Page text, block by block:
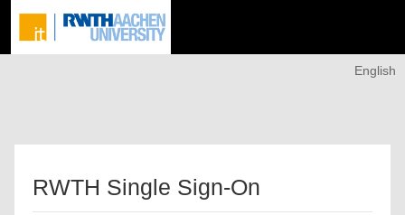
English
RWTH Single Sign-On